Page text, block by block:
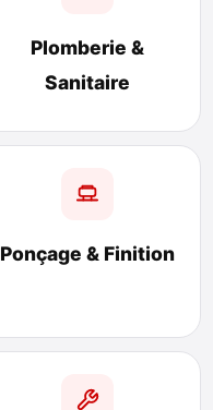
Plomberie &
Sanitaire
Ponçage & Finition